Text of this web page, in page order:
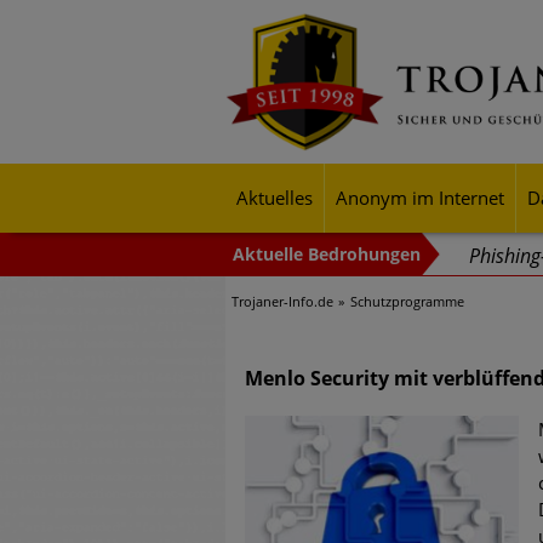
Aktuelles Anonym im Internet
mehr
Trojaner-Info.de Schutzprogramme
Menlo Security mit